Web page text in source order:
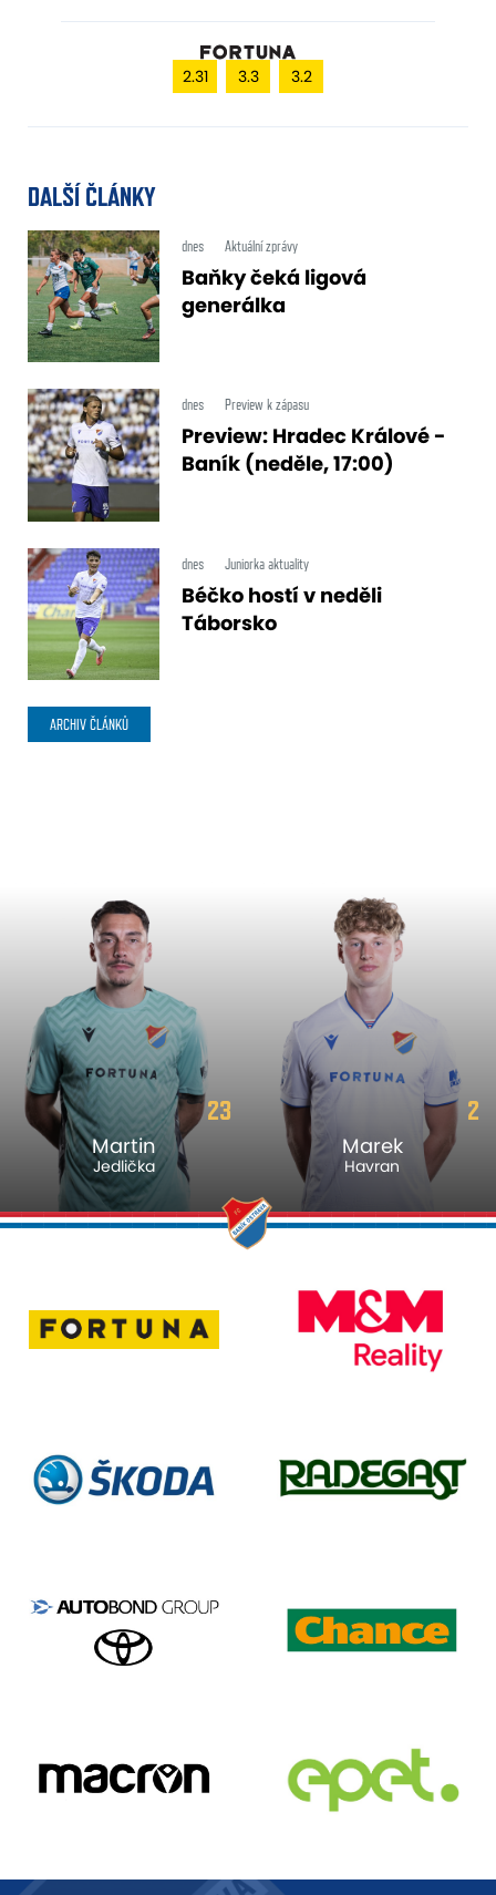
2.31 3.3 3.2
DALŠÍ ČLÁNKY
dnes Aktuální zprávy
Baňky čeká ligová
generálka
dnes Preview k zápasu
Preview: Hradec Králové -
Baník (neděle, 17:00)
dnes Juniorka aktuality
Béčko hostí v neděli
Táborsko
ARCHIV ČLÁNKŮ
23
Martin
Jedlička
2
Marek
Havran